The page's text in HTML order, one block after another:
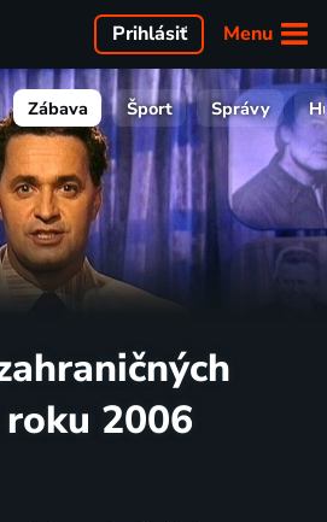
Menu
Prihlásiť
Zábava Šport Správy
2006